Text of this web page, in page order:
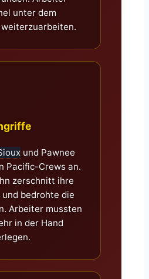
unter dem
weiterzuarbeiten.
und Pawnee
Pacific-Crews an.
zerschnitt ihre
bedrohte die
Arbeiter mussten
in der Hand